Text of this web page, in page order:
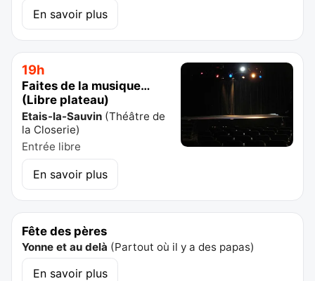
En savoir plus
19h
Faites de la musique…
(Libre plateau)
Etais-la-Sauvin (Théâtre de
la Closerie)
Entrée libre
En savoir plus
Fête des pères
Yonne et au delà (Partout où il y a des papas)
En savoir plus